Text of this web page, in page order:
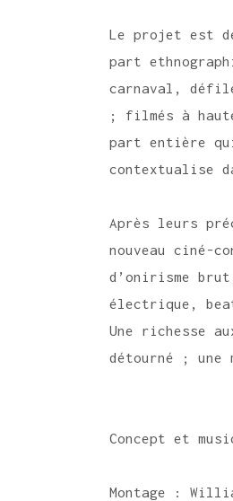
Le projet est
part
carnaval,
; filmés à
part entière
contextualise
Après leurs
nouveau ciné-
d’onirisme
électrique,
Une richesse
détourné ; une
Concept et
Montage :